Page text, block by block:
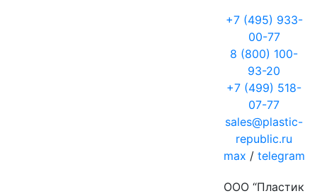
+7 (495) 933-
00-77
8 (800) 100-
93-20
+7 (499) 518-
07-77
sales@plastic-
republic.ru
max / telegram
ООО “Пластик